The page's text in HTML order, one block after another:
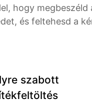
hogy megbeszéld
és feltehesd a
szabott